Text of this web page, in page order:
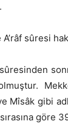
sûresi
sûresinden
Mîsâk gibi
göre